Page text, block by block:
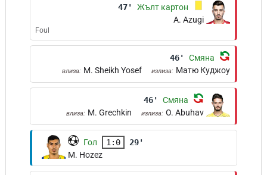
47'
Жълт картон
A. Azugi
Foul
46' Смяна
влиза: M. Sheikh Yosef излиза: Матю Куджоу
46' Смяна
влиза: M. Grechkin излиза: O. Abuhav
Гол 1:0
29'
M. Hozez